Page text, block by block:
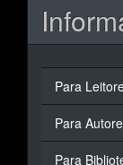
Para
Para
Para